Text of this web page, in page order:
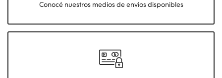
Conocé nuestros medios de envios disponibles